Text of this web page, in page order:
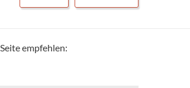
Seite empfehlen: